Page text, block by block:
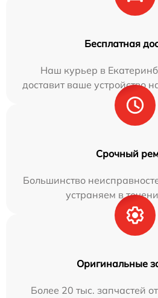
Бесплатная
Наш курьер в
доставит ваше устройство
Срочный
Большинство
устраняем в
Оригинальные
Более 20 тыс. запчастей